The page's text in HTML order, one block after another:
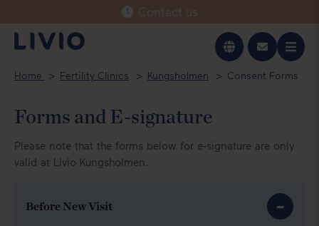
Contact us
Svenska
Home Fertility Clinics Kungsholmen Consent Forms
Forms and E-signature
Please note that the forms below for e-signature are only
valid at Livio Kungsholmen.
Before New Visit